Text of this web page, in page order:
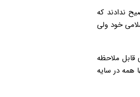
ندادند که
خود ولی
ملاحظه
همه در سایه